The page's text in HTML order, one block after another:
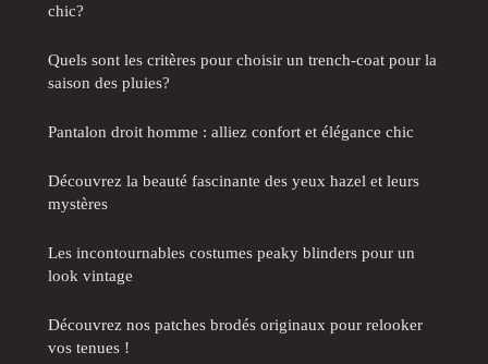
chic?
Quels sont les critères pour choisir un trench-coat pour la
saison des pluies?
Pantalon droit homme : alliez confort et élégance chic
Découvrez la beauté fascinante des yeux hazel et leurs
mystères
Les incontournables costumes peaky blinders pour un
look vintage
Découvrez nos patches brodés originaux pour relooker
vos tenues !